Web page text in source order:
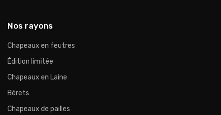
Nos rayons
Chapeaux en feutres
Édition limitée
Chapeaux en Laine
Bérets
Chapeaux de pailles